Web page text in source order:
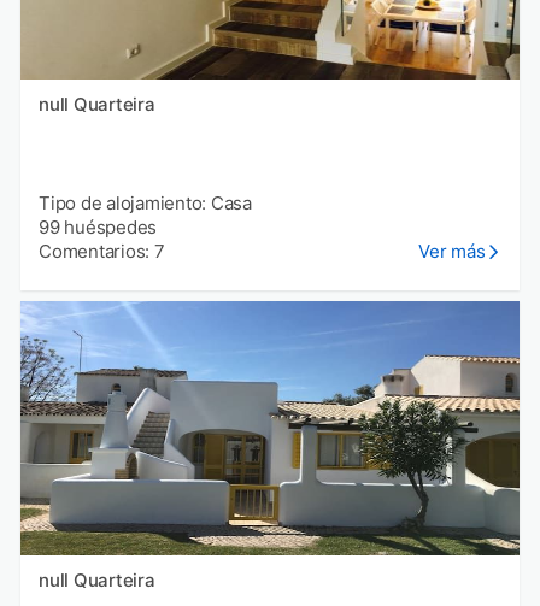
null Quarteira
Tipo de alojamiento: Casa
99 huéspedes
Comentarios: 7
Ver más
null Quarteira